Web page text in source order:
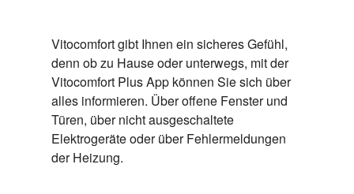
Vitocomfort gibt Ihnen ein sicheres Gefühl,
denn ob zu Hause oder unterwegs, mit der
Vitocomfort Plus App können Sie sich über
alles informieren. Über offene Fenster und
Türen, über nicht ausgeschaltete
Elektrogeräte oder über Fehlermeldungen
der Heizung.